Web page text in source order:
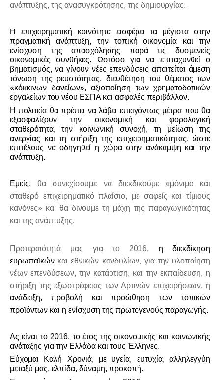
ανάπτυξης, της ανασυγκρότησης, της δημιουργίας.
Η επιχειρηματική κοινότητα εισφέρει τα μέγιστα στην
πραγματική ανάπτυξη, την τοπική οικονομία και την
ενίσχυση της απασχόλησης παρά τις δυσμενείς
οικονομικές συνθήκες. Ωστόσο για να επιταχυνθεί ο
βηματισμός, να γίνουν νέες επενδύσεις απαιτείται άμεση
τόνωση της ρευστότητας, διευθέτηση του θέματος των
«κόκκινων δανείων», αξιοποίηση των χρηματοδοτικών
εργαλείων του νέου ΕΣΠΑ και ασφαλές περιβάλλον.
Η πολιτεία θα πρέπει να λάβει επειγόντως μέτρα που θα
εξασφαλίζουν την οικονομική και φορολογική
σταθερότητα, την κοινωνική συνοχή, τη μείωση της
ανεργίας και τη στήριξη της επιχειρηματικότητας, ώστε
επιτέλους να οδηγηθεί η χώρα στην ανάκαμψη και την
ανάπτυξη.
Εμείς,θα συνεχίσουμε να διεκδικούμε «μόνιμο και
σταθερό επιχειρηματικό πλαίσιο, με σαφείς και τίμιους
κανόνες» και θα δίνουμε τη μάχη της παραγωγικότητας
και της ανάπτυξης.
Προτεραιότητά μας για το 2016, η διεκδίκηση
ευρωπαϊκών και εθνικών κονδυλίων, για την υλοποίηση
νέων επενδύσεων, την κατάρτιση, και την εκπαίδευση, η
στήριξη της εξωστρέφειας των Αρτινών επιχειρήσεων, η
ανάδειξη, προβολή και προώθηση των τοπικών
προϊόντων και η ενίσχυση της πρωτογενούς παραγωγής.
Ας είναι το 2016, το έτος της οικονομικής και κοινωνικής
ανάταξης για την Ελλάδα και τους Έλληνες.
Εύχομαι Καλή Xρονιά, με υγεία, ευτυχία, αλληλεγγύη
μεταξύ μας, ελπίδα, δύναμη, προκοπή.